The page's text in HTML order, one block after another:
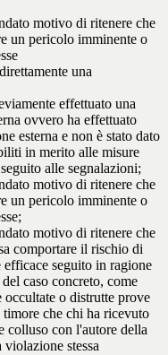
motivo di ritenere che
un pericolo imminente o
una
effettuato una
ovvero ha effettuato
esterna e non è stato dato
in merito alle misure
alle segnalazioni;
motivo di ritenere che
un pericolo imminente o
motivo di ritenere che
comportare il rischio di
seguito in ragione
caso concreto, come
occultate o distrutte prove
che chi ha ricevuto
colluso con l'autore della
stessa